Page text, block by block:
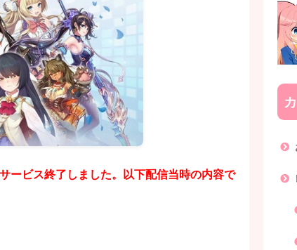
ービス終了しました。以下配信当時の内容で